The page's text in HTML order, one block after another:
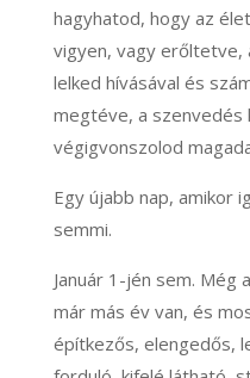
hagyhatod, hogy az
vigyen, vagy erőltetve,
lelked hívásával és
megtéve, a szenvedés
végigvonszolod
Egy újabb nap, amikor
semmi.
Január 1-jén sem. Még
már más év van, és
építkezős, elengedős,